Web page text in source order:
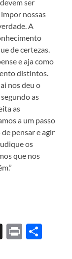
ser
nossas
A
de certezas.
e aja como
distintos.
nos deu o
as
as
a um passo
pensar e agir
os
que nos
X Print